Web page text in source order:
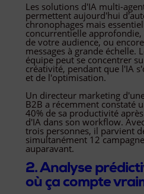
Les solutions d'IA multi-
permettent aujourd'hui
chronophages mais
concurrentielle
de votre audience, ou
messages à grande échelle.
équipe peut se concentrer
créativité, pendant que l'IA
et de l'optimisation.
Un directeur marketing
B2B a récemment constaté
40% de sa productivité
d'IA dans son workflow.
trois personnes, il parvient
simultanément 12
auparavant.
2. Analyse
où ça compte